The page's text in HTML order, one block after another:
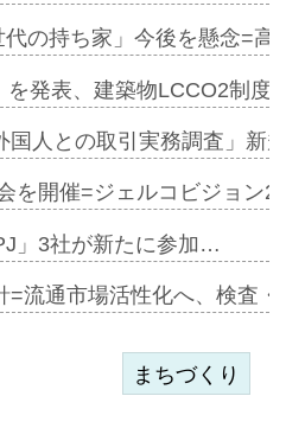
の持ち家」今後を懸念=高
を発表、建築物LCCO2制度
国人との取引実務調査」新規
を開催=ジェルコビジョン
」3社が新たに参加…
=流通市場活性化へ、検査・
まちづくり